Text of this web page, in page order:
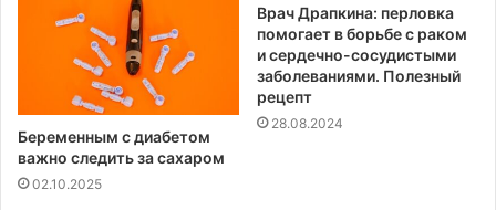
Беременным с диабетом
важно следить за сахаром
02.10.2025
Врач Драпкина: перловка
помогает в борьбе с раком
и сердечно-сосудистыми
заболеваниями. Полезный
рецепт
28.08.2024